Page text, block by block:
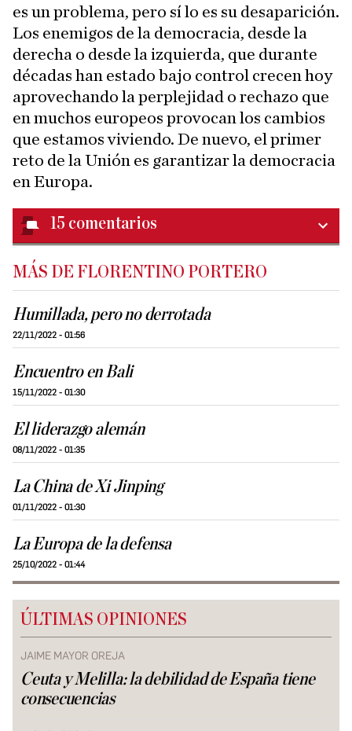
es un problema, pero sí lo es su desaparición.
Los enemigos de la democracia, desde la
derecha o desde la izquierda, que durante
décadas han estado bajo control crecen hoy
aprovechando la perplejidad o rechazo que
en muchos europeos provocan los cambios
que estamos viviendo. De nuevo, el primer
reto de la Unión es garantizar la democracia
en Europa.
15 comentarios
MÁS DE FLORENTINO PORTERO
Humillada, pero no derrotada
22/11/2022 - 01:56
Encuentro en Bali
15/11/2022 - 01:30
El liderazgo alemán
08/11/2022 - 01:35
La China de Xi Jinping
01/11/2022 - 01:30
La Europa de la defensa
25/10/2022 - 01:44
ÚLTIMAS OPINIONES
JAIME MAYOR OREJA
Ceuta y Melilla: la debilidad de España tiene
consecuencias